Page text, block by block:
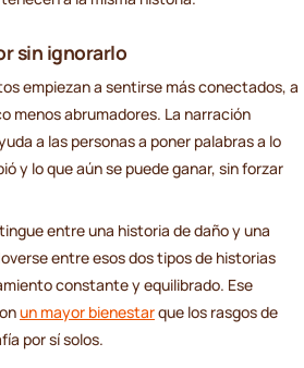
sin ignorarlo
empiezan a sentirse más conectados, a
menos abrumadores. La narración
a las personas a poner palabras a lo
y lo que aún se puede ganar, sin forzar
entre una historia de daño y una
entre esos dos tipos de historias
constante y equilibrado. Ese
un mayor bienestarque los rasgos de
por sí solos.